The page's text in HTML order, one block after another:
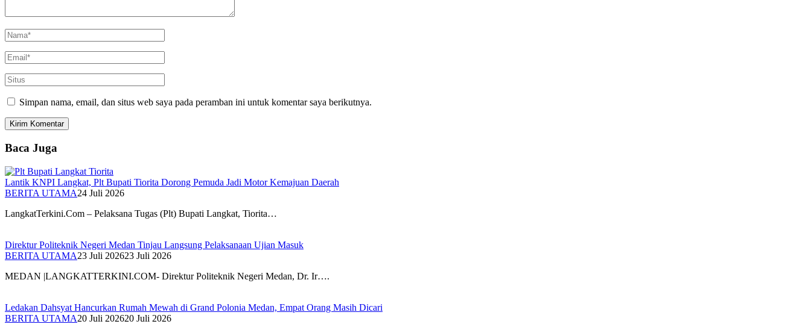
Simpan nama, email, dan situs web saya pada peramban ini untuk komentar saya berikutnya.
Baca Juga
Lantik KNPI Langkat, Plt Bupati Tiorita Dorong Pemuda Jadi Motor Kemajuan Daerah
BERITA UTAMA24 Juli 2026
LangkatTerkini.Com – Pelaksana Tugas (Plt) Bupati Langkat, Tiorita…
Direktur Politeknik Negeri Medan Tinjau Langsung Pelaksanaan Ujian Masuk
BERITA UTAMA23 Juli 202623 Juli 2026
MEDAN |LANGKATTERKINI.COM- Direktur Politeknik Negeri Medan, Dr. Ir….
Ledakan Dahsyat Hancurkan Rumah Mewah di Grand Polonia Medan, Empat Orang Masih Dicari
BERITA UTAMA20 Juli 202620 Juli 2026